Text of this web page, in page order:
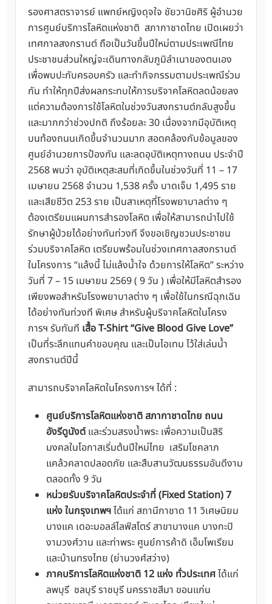
รองศาสตราจารย์ แพทย์หญิงดุจใจ ชัยวานิชศิริ ผู้อำนวย
การศูนย์บริการโลหิตแห่งชาติ สภากาชาดไทย เปิดเผยว่า
เทศกาลสงกรานต์ ถือเป็นวันขึ้นปีใหม่ตามประเพณีไทย
ประชาชนส่วนใหญ่จะเดินทางกลับภูมิลำเนาของตนเอง
เพื่อพบปะกับครอบครัว และทำกิจกรรมตามประเพณีร่วม
กัน ทำให้ทุกปีส่งผลกระทบให้การบริจาคโลหิตลดน้อยลง
แต่ความต้องการใช้โลหิตในช่วงวันสงกรานต์กลับสูงขึ้น
และมากกว่าช่วงปกติ ถึงร้อยละ 30 เนื่องจากมีอุบัติเหตุ
บนท้องถนนเกิดขึ้นจำนวนมาก สอดคล้องกับข้อมูลของ
ศูนย์อำนวยการป้องกัน และลดอุบัติเหตุทางถนน ประจำปี
2568 พบว่า อุบัติเหตุสะสมที่เกิดขึ้นในช่วงวันที่ 11 – 17
เมษายน 2568 จำนวน 1,538 ครั้ง บาดเจ็บ 1,495 ราย
และเสียชีวิต 253 ราย เป็นสาเหตุที่โรงพยาบาลต่าง ๆ
ต้องเตรียมแผนการสำรองโลหิต เพื่อให้สามารถนำไปใช้
รักษาผู้ป่วยได้อย่างทันท่วงที จึงขอเชิญชวนประชาชน
ร่วมบริจาคโลหิต เตรียมพร้อมในช่วงเทศกาลสงกรานต์
ในโครงการ “แล้งนี้ ไม่แล้งน้ำใจ ด้วยการให้โลหิต” ระหว่าง
วันที่ 7 – 15 เมษายน 2569 ( 9 วัน ) เพื่อให้มีโลหิตสำรอง
เพียงพอสำหรับโรงพยาบาลต่าง ๆ เพื่อใช้ในกรณีฉุกเฉิน
ได้อย่างทันท่วงที พิเศษ สำหรับผู้บริจาคโลหิตในโครง
การฯ รับทันที เสื้อ T-Shirt “Give Blood Give Love”
เป็นที่ระลึกแทนคำขอบคุณ และเป็นไอเทม ไว้ใส่เล่นน้ำ
สงกรานต์ปีนี้
สามารถบริจาคโลหิตในโครงการฯ ได้ที่ :
ศูนย์บริการโลหิตแห่งชาติ สภากาชาดไทย ถนน
อังรีดูนังต์และร่วมสรงน้ำพระ เพื่อความเป็นสิริ
มงคลในโอกาสเริ่มต้นปีใหม่ไทย เสริมโชคลาภ
แคล้วคลาดปลอดภัย และสืบสานวัฒนธรรมอันดีงาม
ตลอดทั้ง 9 วัน
หน่วยรับบริจาคโลหิตประจำที่ (Fixed Station) 7
แห่งในกรุงเทพฯได้แก่ สถานีกาชาด 11 วิเศษนิยม
บางแค เดอะมอลล์ไลฟ์สโตร์ สาขาบางแค บางกะปิ
งามวงศ์วาน และท่าพระ ศูนย์การค้าดิ เอ็มโพเรียม
และบ้านทรงไทย (ย่านวงศ์สว่าง)
ภาคบริการโลหิตแห่งชาติ 12 แห่ง ทั่วประเทศได้แก่
ลพบุรี ชลบุรี ราชบุรี นครราชสีมา ขอนแก่น